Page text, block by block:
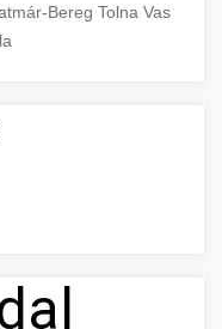
Bereg Tolna Vas